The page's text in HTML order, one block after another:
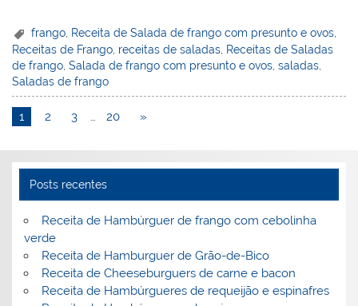
er
e
st
k
e
dI
n
c
e
b
o
k
itt
er
ai
l
h
o
l
t
ar
e
frango Receita de Salada de frango com presunto e ovos
Receitas de Frango, receitas de saladas, Receitas de Saladas
de frango,Salada de frango com presunto e ovos,saladas,
Saladas de frango
1 2 3 … 20 »
Posts recentes
Receita de Hambúrguer de frango com cebolinha
verde
Receita de Hamburguer de Grão-de-Bico
Receita de Cheeseburguers de carne e bacon
Receita de Hambúrgueres de requeijão e espinafres